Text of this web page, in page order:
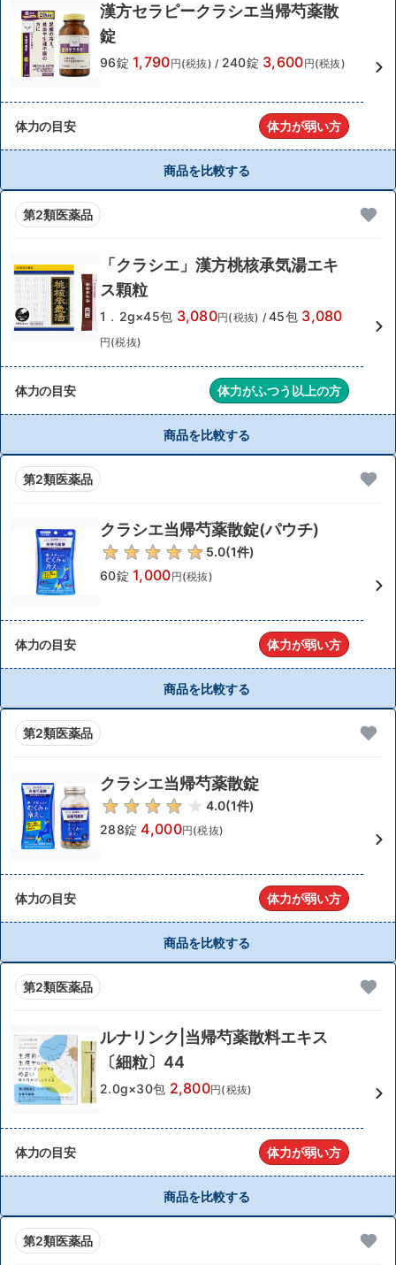
漢方セラピークラシエ当帰芍薬散
錠
96錠 1,790円(税抜) / 240錠 3,600円(税抜)
体力の目安 体力が弱い方
商品を比較する
第2類医薬品
「クラシエ」漢方桃核承気湯エキ
ス顆粒
1．2g×45包 3,080円(税抜) / 45包 3,080
円(税抜)
体力の目安 体力がふつう以上の方
商品を比較する
第2類医薬品
クラシエ当帰芍薬散錠(パウチ)
5.0(1件)
60錠 1,000円(税抜)
体力の目安 体力が弱い方
商品を比較する
第2類医薬品
クラシエ当帰芍薬散錠
4.0(1件)
288錠 4,000円(税抜)
体力の目安 体力が弱い方
商品を比較する
第2類医薬品
ルナリンク|当帰芍薬散料エキス
〔細粒〕44
2.0g×30包 2,800円(税抜)
体力の目安 体力が弱い方
商品を比較する
第2類医薬品